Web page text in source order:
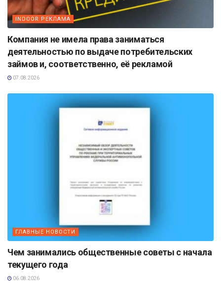
INDOOR РЕКЛАМА
Компания не имела права заниматься
деятельностью по выдаче потребительских
займов и, соответственно, её рекламой
07.08.2026
ГЛАВНЫЕ НОВОСТИ
Чем занимались общественные советы с начала
текущего года
06.08.2026